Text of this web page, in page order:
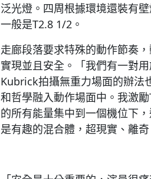
泛光燈。四周根據環境還裝有
一般是T2.8 1/2。
走廊段落要求特殊的動作節奏
實現並且安全。「我們有一對
Kubrick拍攝無重力場面的辦法
和哲學融入動作場面中。我激
的所有能量集中到一個機位下
是有趣的混合體，超現實、離